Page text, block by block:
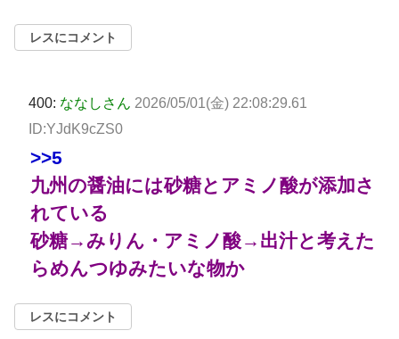
レスにコメント
400: ななしさん 2026/05/01(金) 22:08:29.61
ID:YJdK9cZS0
>>5
九州の醤油には砂糖とアミノ酸が添加さ
れている
砂糖→みりん・アミノ酸→出汁と考えた
らめんつゆみたいな物か
レスにコメント